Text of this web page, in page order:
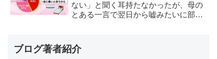
ない」と聞く耳持たなかったが、母の
とある一言で翌日から嘘みたいに部屋
ブログ著者紹介